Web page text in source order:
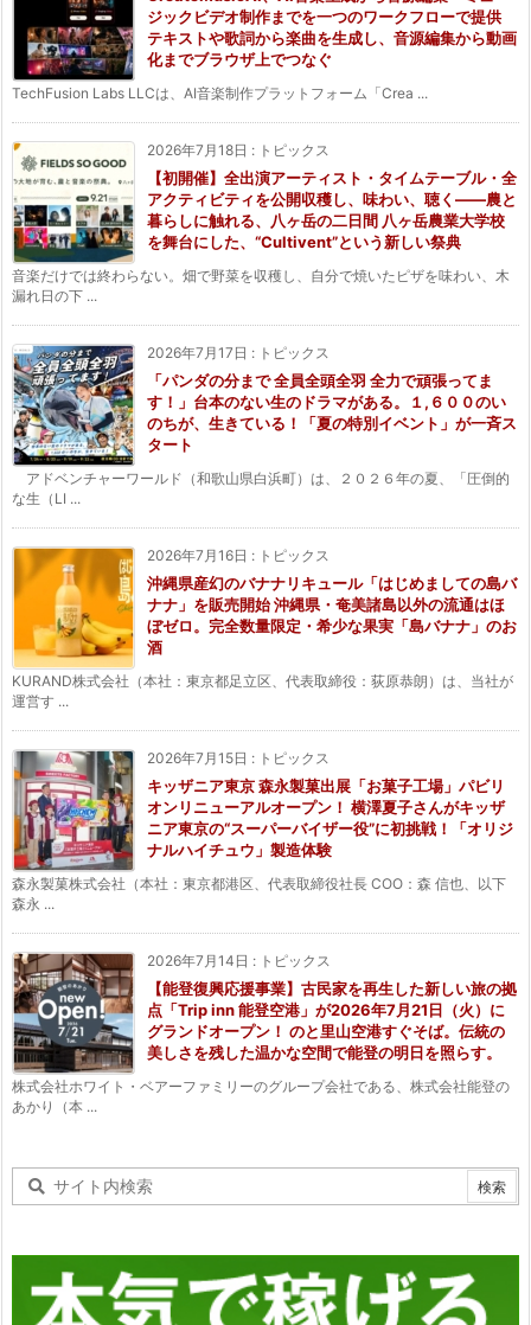
ジックビデオ制作までを一つのワークフローで提供
テキストや歌詞から楽曲を生成し、音源編集から動画
化までブラウザ上でつなぐ
TechFusion Labs LLCは、AI音楽制作プラットフォーム「Crea ...
2026年7月18日 : トピックス
【初開催】全出演アーティスト・タイムテーブル・全
アクティビティを公開収穫し、味わい、聴く——農と
暮らしに触れる、八ヶ岳の二日間 八ヶ岳農業大学校
を舞台にした、“Cultivent”という新しい祭典
音楽だけでは終わらない。畑で野菜を収穫し、自分で焼いたピザを味わい、木
漏れ日の下 ...
2026年7月17日 : トピックス
「パンダの分まで 全員全頭全羽 全力で頑張ってま
す！」台本のない生のドラマがある。１,６００のい
のちが、生きている！「夏の特別イベント」が一斉ス
タート
アドベンチャーワールド（和歌山県白浜町）は、２０２６年の夏、「圧倒的
な生（LI ...
2026年7月16日 : トピックス
沖縄県産幻のバナナリキュール「はじめましての島バ
ナナ」を販売開始 沖縄県・奄美諸島以外の流通はほ
ぼゼロ。完全数量限定・希少な果実「島バナナ」のお
酒
KURAND株式会社（本社：東京都足立区、代表取締役：荻原恭朗）は、当社が
運営す ...
2026年7月15日 : トピックス
キッザニア東京 森永製菓出展「お菓子工場」パビリ
オンリニューアルオープン！ 横澤夏子さんがキッザ
ニア東京の“スーパーバイザー役”に初挑戦！「オリジ
ナルハイチュウ」製造体験
森永製菓株式会社（本社：東京都港区、代表取締役社長 COO：森 信也、以下
森永 ...
2026年7月14日 : トピックス
【能登復興応援事業】古民家を再生した新しい旅の拠
点「Trip inn 能登空港」が2026年7月21日（火）に
グランドオープン！ のと里山空港すぐそば。伝統の
美しさを残した温かな空間で能登の明日を照らす。
株式会社ホワイト・ベアーファミリーのグループ会社である、株式会社能登の
あかり（本 ...